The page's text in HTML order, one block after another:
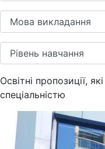
Освітні пропозиції,
спеціальністю